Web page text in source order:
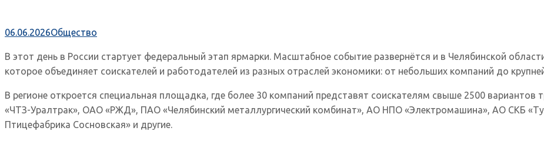
06.06.2026Общество
В этот день в России стартует федеральный этап ярмарки. Масштабное событие развернётся и в Челябинской
которое объединяет соискателей и работодателей из разных отраслей экономики: от небольших компаний до
В регионе откроется специальная площадка, где более 30 компаний представят соискателям свыше 2500
«ЧТЗ-Уралтрак», ОАО «РЖД», ПАО «Челябинский металлургический комбинат», АО НПО «Электромашина», АО СКБ
Птицефабрика Сосновская» и другие.